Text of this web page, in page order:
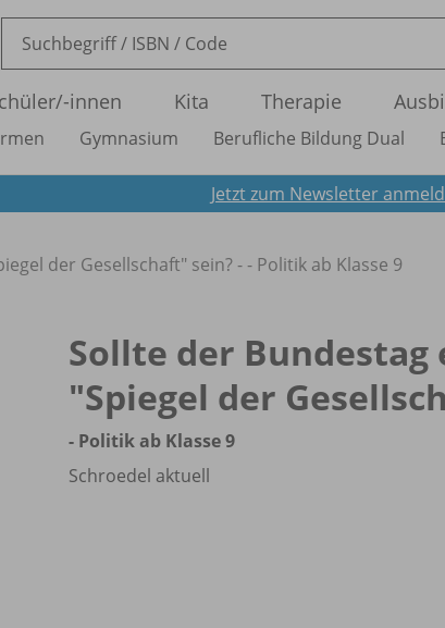
-innen Kita Therapie
Gymnasium Berufliche Bildung Dual
Jetzt zum Newsletter
der Gesellschaft" sein? - - Politik ab Klasse 9
Sollte der Bundestag
"Spiegel der
- Politik ab Klasse 9
Schroedel aktuell